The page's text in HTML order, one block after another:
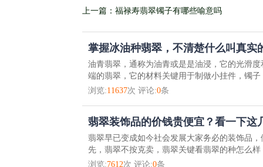
上一篇：福禄寿翡翠镯子有哪些喻意吗
掌握冰油种翡翠，不清楚什么叫真实
油青翡翠，通称为油青或是是油浸，它的光滑
端的翡翠，它的材料关键用于制做小挂件，镯
浏览:11637次 评论:0条
翡翠装饰品的价钱贵便宜？看一下这
翡翠早已变成如今社会发展大家务必的装饰品
先，翡翠不按克卖，翡翠关键看翡翠的种怎么
浏览:7612次 评论:0条